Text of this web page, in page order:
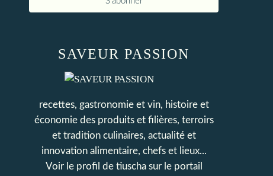
SAVEUR PASSION
recettes, gastronomie et vin, histoire et
économie des produits et filières, terroirs
et tradition culinaires, actualité et
innovation alimentaire, chefs et lieux...
Voir le profil de tiuschasur le portail